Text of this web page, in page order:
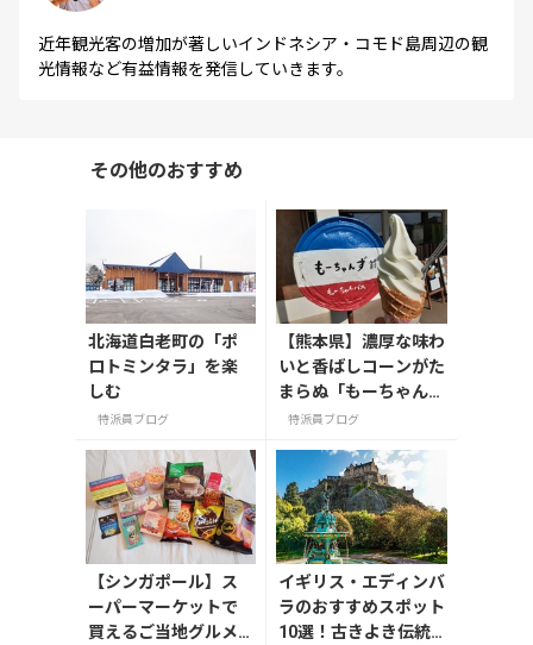
近年観光客の増加が著しいインドネシア・コモド島周辺の観
光情報など有益情報を発信していきます。
その他のおすすめ
北海道白老町の「ポ
ロトミンタラ」を楽
しむ
特派員ブログ
【熊本県】濃厚な味わ
いと香ばしコーンがた
まらぬ「もーちゃん
ず」の激うまソフトク
特派員ブログ
【シンガポール】ス
ーパーマーケットで
買えるご当地グルメ
イギリス・エディンバ
ラのおすすめスポット
10選！古きよき伝統